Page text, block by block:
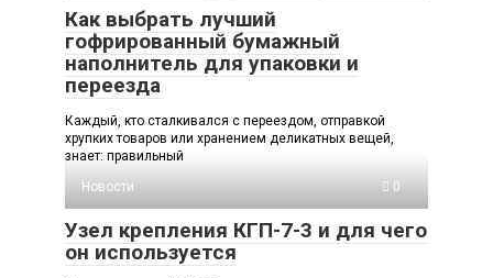
Как выбрать лучший
гофрированный бумажный
наполнитель для упаковки и
переезда
Каждый, кто сталкивался с переездом, отправкой
хрупких товаров или хранением деликатных вещей,
знает: правильный
Новости
0
Узел крепления КГП-7-3 и для чего
он используется